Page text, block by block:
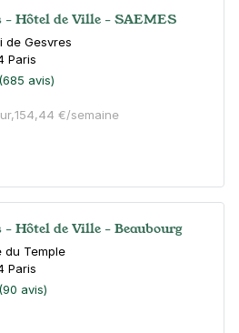
- Hôtel de Ville - SAEMES
de Gesvres
Paris
(685 avis)
154,44 €/semaine
- Hôtel de Ville - Beaubourg
du Temple
Paris
(90 avis)